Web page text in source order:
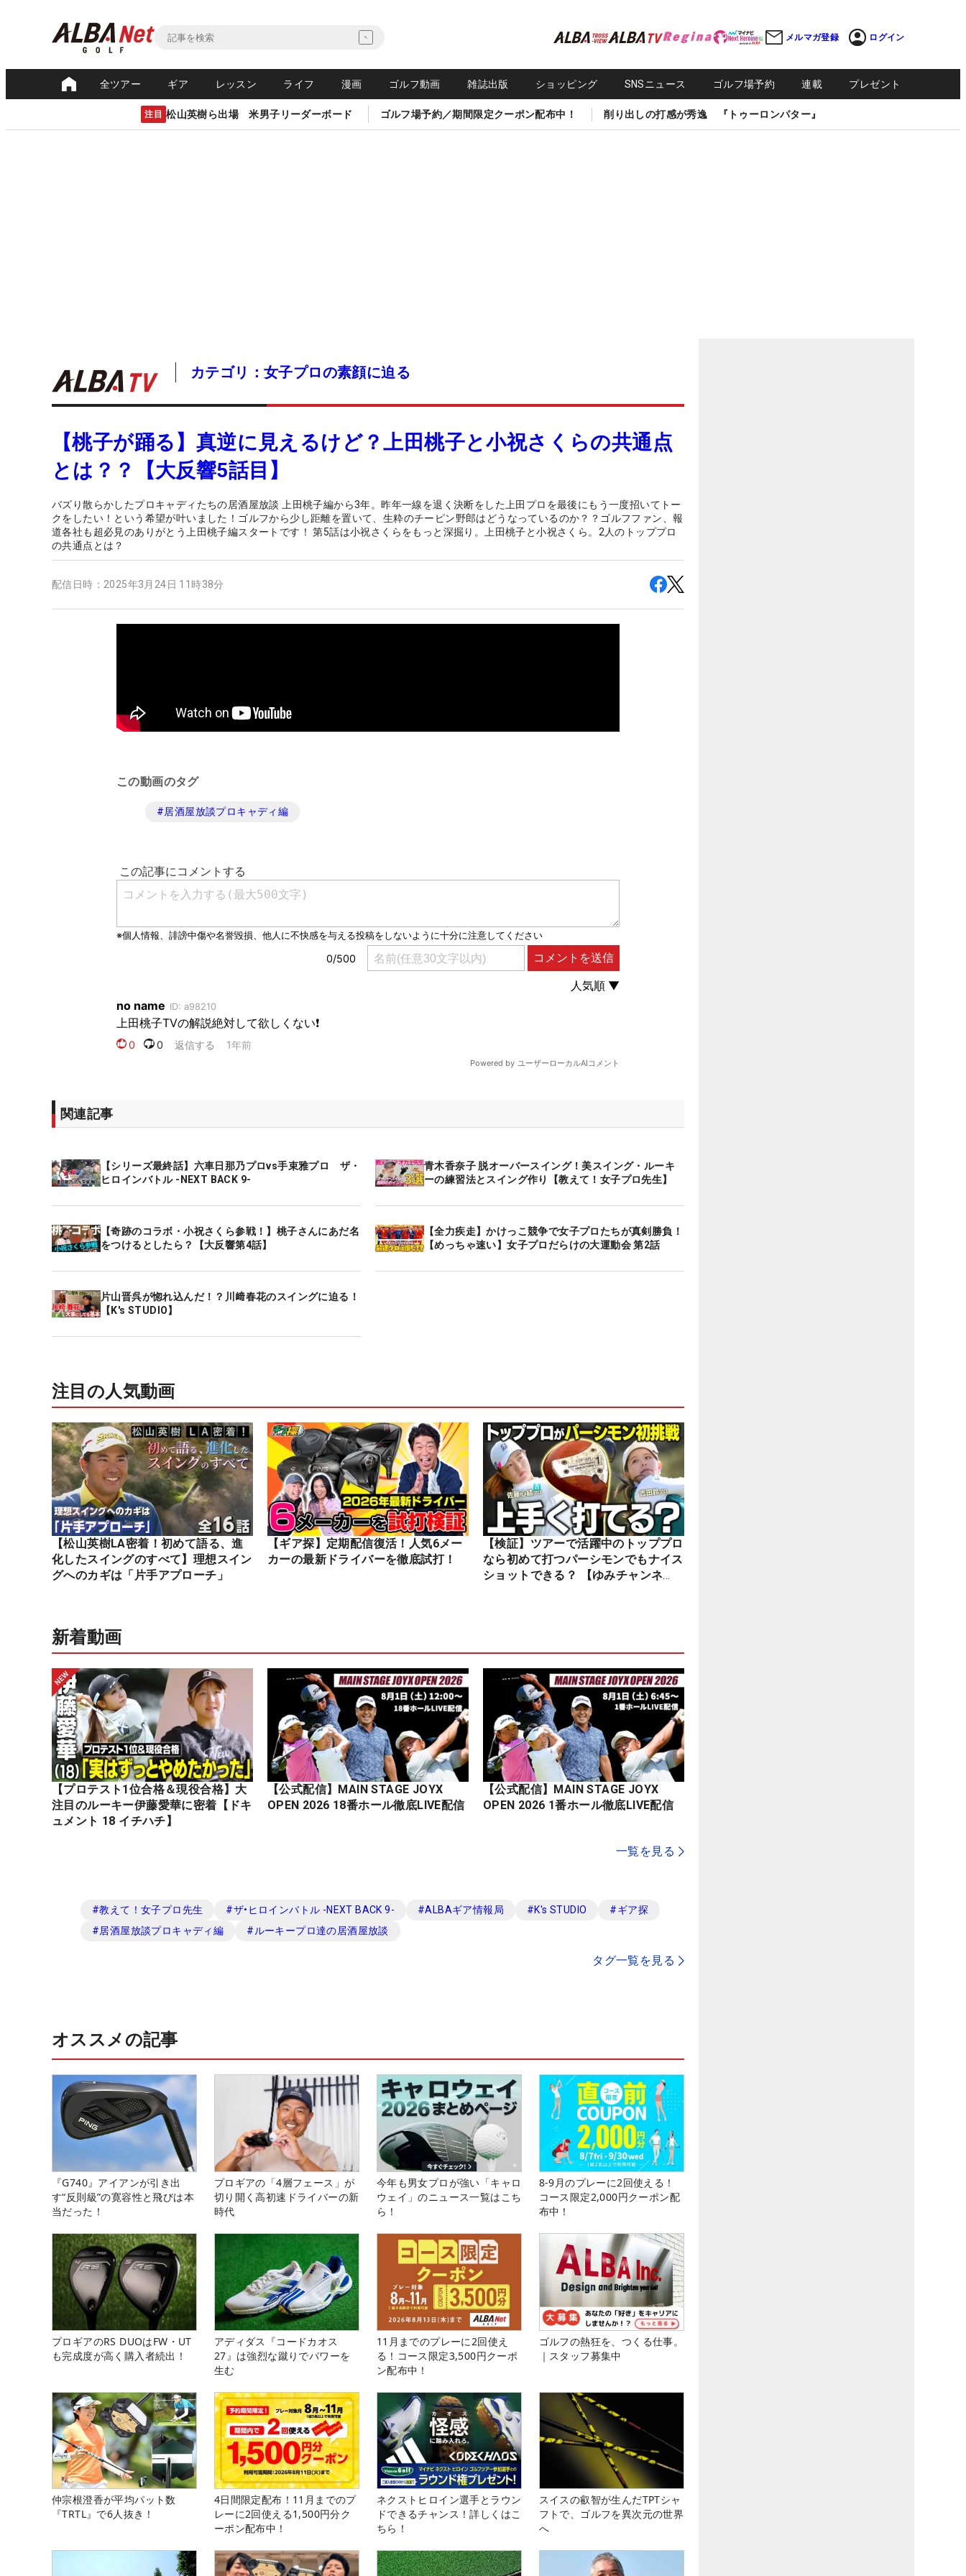
メルマガ登録 ログイン
全ツアー ギア レッスン ライフ 漫画 ゴルフ動画 雑誌出版 ショッピング SNSニュース ゴルフ場予約 連載 プレゼント
注目 松山英樹ら出場 米男子リーダーボード ゴルフ場予約／期間限定クーポン配布中！ 削り出しの打感が秀逸 『トゥーロンパター』
カテゴリ：女子プロの素顔に迫る
【桃子が踊る】真逆に見えるけど？上田桃子と小祝さくらの共通点
とは？？【大反響5話目】
バズり散らかしたプロキャディたちの居酒屋放談 上田桃子編から3年。昨年一線を退く決断をした上田プロを最後にもう一度招いてトー
クをしたい！という希望が叶いました！ゴルフから少し距離を置いて、生粋のチーピン野郎はどうなっているのか？？ゴルフファン、報
道各社も超必見のありがとう上田桃子編スタートです！ 第5話は小祝さくらをもっと深掘り。上田桃子と小祝さくら。2人のトッププロ
の共通点とは？
配信日時： 2025年3月24日 11時38分
この動画のタグ
#居酒屋放談プロキャディ編
関連記事
【シリーズ最終話】六車日那乃プロvs手束雅プロ ザ・
ヒロインバトル -NEXT BACK 9-
青木香奈子 脱オーバースイング！美スイング・ルーキ
ーの練習法とスイング作り【教えて！女子プロ先生】
【奇跡のコラボ・小祝さくら参戦！】桃子さんにあだ名
をつけるとしたら？【大反響第4話】
【全力疾走】かけっこ競争で女子プロたちが真剣勝負！
【めっちゃ速い】女子プロだらけの大運動会 第2話
片山晋呉が惚れ込んだ！？川﨑春花のスイングに迫る！
【K's STUDIO】
注目の人気動画
【松山英樹LA密着！初めて語る、進
化したスイングのすべて】理想スイン
グへのカギは「片手アプローチ」
【ギア探】定期配信復活！人気6メー
カーの最新ドライバーを徹底試打！
【検証】ツアーで活躍中のトッププロ
なら初めて打つパーシモンでもナイス
ショットできる？ 【ゆみチャンネ
新着動画
【プロテスト1位合格＆現役合格】大
注目のルーキー伊藤愛華に密着【ドキ
ュメント 18 イチハチ】
【公式配信】MAIN STAGE JOYX
OPEN 2026 18番ホール徹底LIVE配信
【公式配信】MAIN STAGE JOYX
OPEN 2026 1番ホール徹底LIVE配信
一覧を見る
#教えて！女子プロ先生 #ザ•ヒロインバトル -NEXT BACK 9- #ALBAギア情報局 #K's STUDIO #ギア探
#居酒屋放談プロキャディ編 #ルーキープロ達の居酒屋放談
タグ一覧を見る
オススメの記事
『G740』アイアンが引き出
す“反則級”の寛容性と飛びは本
当だった！
プロギアの「4層フェース」が
切り開く高初速ドライバーの新
時代
今年も男女プロが強い「キャロ
ウェイ」のニュース一覧はこち
ら！
8-9月のプレーに2回使える！
コース限定2,000円クーポン配
布中！
プロギアのRS DUOはFW・UT
も完成度が高く購入者続出！
アディダス『コードカオス
27』は強烈な蹴りでパワーを
生む
11月までのプレーに2回使え
る！コース限定3,500円クーポ
ン配布中！
ゴルフの熱狂を、つくる仕事。
｜スタッフ募集中
仲宗根澄香が平均パット数
『TRTL』で6人抜き！
4日間限定配布！11月までのプ
レーに2回使える1,500円分ク
ーポン配布中！
ネクストヒロイン選手とラウン
ドできるチャンス！詳しくはこ
ちら！
スイスの叡智が生んだTPTシャ
フトで、ゴルフを異次元の世界
へ